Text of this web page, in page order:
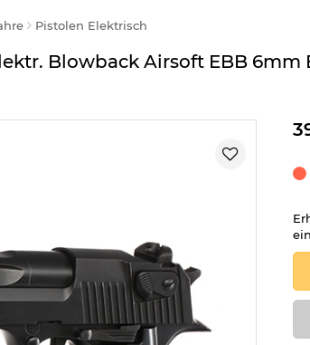
Pistolen Elektrisch
Blowback Airsoft EBB 6mm